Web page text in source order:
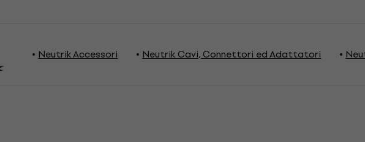
Neutrik Accessori Neutrik Cavi, Connettori ed Adattatori